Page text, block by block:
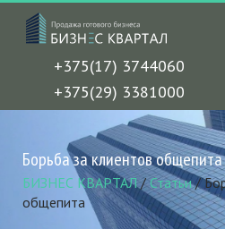
+375(17) 3744060
+375(29) 3381000
Борьба за клиентов общепита
БИЗНЕС КВАРТАЛ/Статьи/
общепита